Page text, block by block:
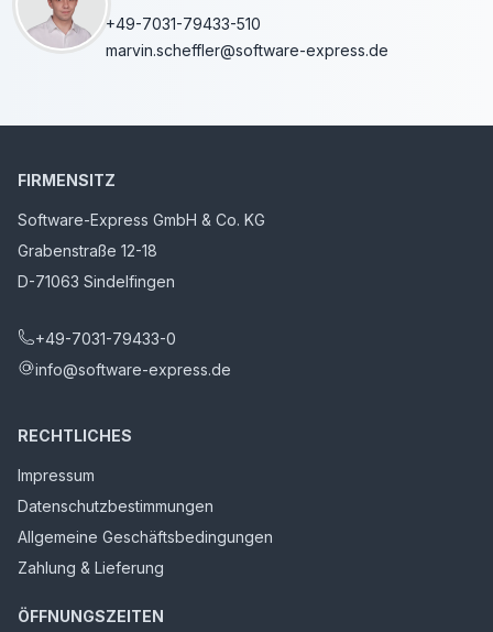
+49-7031-79433-510
marvin.scheffler@software-express.de
FIRMENSITZ
Software-Express GmbH & Co. KG
Grabenstraße 12-18
D-71063 Sindelfingen
+49-7031-79433-0
info@software-express.de
RECHTLICHES
Impressum
Datenschutzbestimmungen
Allgemeine Geschäftsbedingungen
Zahlung & Lieferung
ÖFFNUNGSZEITEN